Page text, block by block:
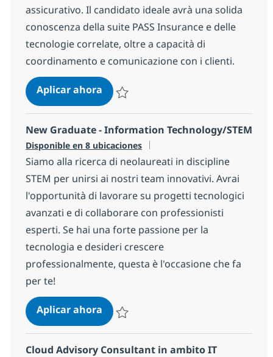
assicurativo. Il candidato ideale avrà una solida
conoscenza della suite PASS Insurance e delle
tecnologie correlate, oltre a capacità di
coordinamento e comunicazione con i clienti.
Aplicar ahoraPASS Insurance Senior Developer
New Graduate - Information Technology/STEM
Disponible en 8 ubicaciones
Siamo alla ricerca di neolaureati in discipline
STEM per unirsi ai nostri team innovativi. Avrai
l'opportunità di lavorare su progetti tecnologici
avanzati e di collaborare con professionisti
esperti. Se hai una forte passione per la
tecnologia e desideri crescere
professionalmente, questa è l'occasione che fa
per te!
Aplicar ahoraNew Graduate - Information
Cloud Advisory Consultant in ambito IT